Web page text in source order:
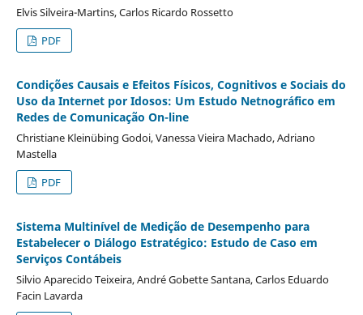
Elvis Silveira-Martins, Carlos Ricardo Rossetto
PDF
Condições Causais e Efeitos Físicos, Cognitivos e Sociais do
Uso da Internet por Idosos: Um Estudo Netnográfico em
Redes de Comunicação On-line
Christiane Kleinübing Godoi, Vanessa Vieira Machado, Adriano
Mastella
PDF
Sistema Multinível de Medição de Desempenho para
Estabelecer o Diálogo Estratégico: Estudo de Caso em
Serviços Contábeis
Silvio Aparecido Teixeira, André Gobette Santana, Carlos Eduardo
Facin Lavarda